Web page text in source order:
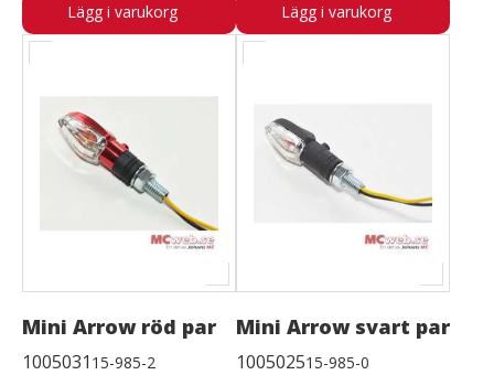
Lägg i varukorg Lägg i varukorg
Mini Arrow röd par
1005031 15-985-2
Mini Arrow svart par
100502515-985-0